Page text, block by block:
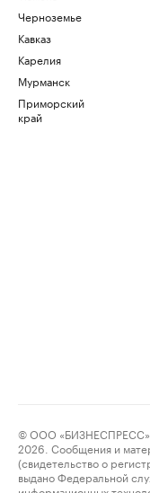
Черноземье
Кавказ
Карелия
Мурманск
Приморский
край
© ООО
2026. Сообщения и
(свидетельство о
выдано Федеральной